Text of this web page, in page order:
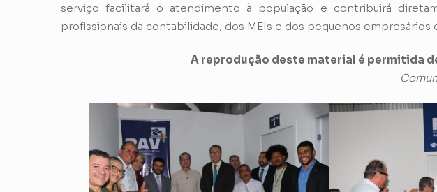
serviço facilitará o atendimento à população e contribuirá
profissionais da contabilidade, dos MEIs e dos pequenos empresários
A reprodução deste material é permitida